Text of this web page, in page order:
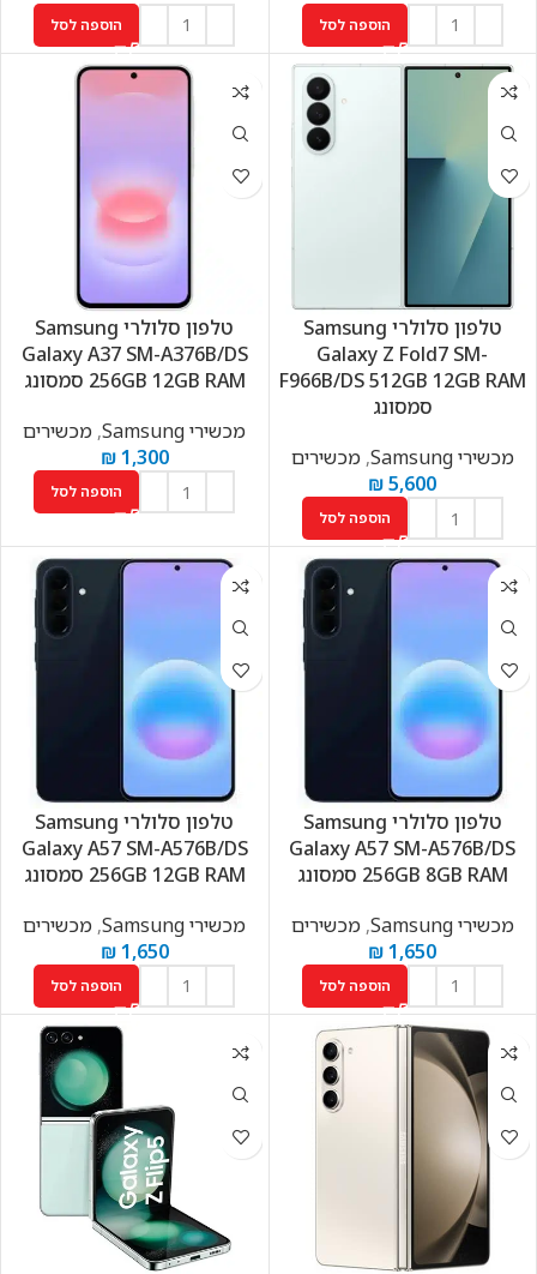
הוספה לסל הוספה לסל
טלפון סלולרי Samsung
Galaxy Z Fold7 SM-
F966B/DS 512GB 12GB RAM
סמסונג
מכשירי Samsung
,מכשירים
₪5,600
הוספה לסל
טלפון סלולרי Samsung
Galaxy A37 SM-A376B/DS
256GB 12GB RAM סמסונג
מכשירי Samsung
, מכשירים
₪1,300
הוספה לסל
טלפון סלולרי Samsung
Galaxy A57 SM-A576B/DS
256GB 8GB RAM סמסונג
מכשירי Samsung
,מכשירים
₪1,650
הוספה לסל
טלפון סלולרי Samsung
Galaxy A57 SM-A576B/DS
256GB 12GB RAM סמסונג
מכשירי Samsung
, מכשירים
₪1,650
הוספה לסל